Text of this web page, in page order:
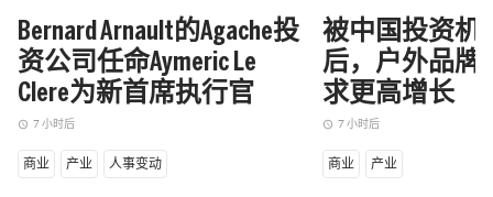
Bernard Arnault的Agache投
资公司任命Aymeric Le
Clere为新首席执行官
access_time 7 小时后
商业 产业 人事变动
被中国投资机
后，户外品牌
求更高增长
access_time 7 小时后
商业 产业